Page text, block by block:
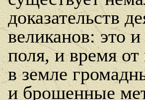
доказательств
великанов: это
поля, и время
в земле
и брошенные